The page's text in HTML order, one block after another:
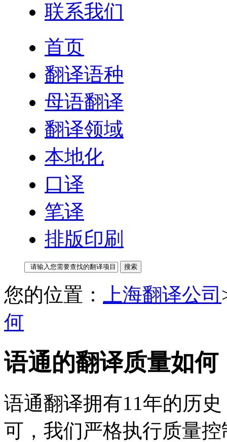
联系我们
首页
翻译语种
母语翻译
翻译领域
本地化
口译
笔译
排版印刷
您的位置： 上海翻译公司
何
语通的翻译质量如何
语通翻译拥有11年的历
可，我们严格执行质量